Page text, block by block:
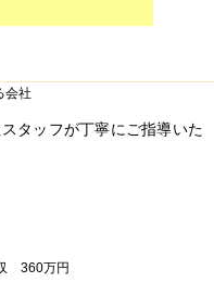
会社
タッフが丁寧にご指導いた
360万円